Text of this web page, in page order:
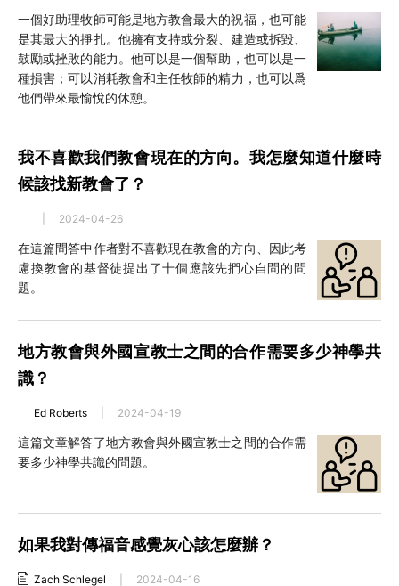
一個好助理牧師可能是地方教會最大的祝福，也可能
是其最大的掙扎。他擁有支持或分裂、建造或拆毀、
鼓勵或挫敗的能力。他可以是一個幫助，也可以是一
種損害；可以消耗教會和主任牧師的精力，也可以爲
他們帶來最愉悅的休憩。
我不喜歡我們教會現在的方向。我怎麼知道什麼時
候該找新教會了？
2024-04-26
在這篇問答中作者對不喜歡現在教會的方向、因此考
慮換教會的基督徒提出了十個應該先捫心自問的問
題。
地方教會與外國宣教士之間的合作需要多少神學共
識？
Ed Roberts 2024-04-19
這篇文章解答了地方教會與外國宣教士之間的合作需
要多少神學共識的問題。
如果我對傳福音感覺灰心該怎麼辦？
Zach Schlegel 2024-04-16